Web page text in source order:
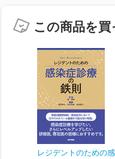
この商品を買
レジデントのための